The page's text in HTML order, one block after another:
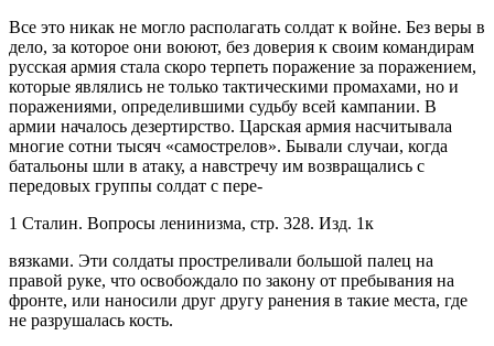
Все это никак не могло располагать солдат к войне. Без веры в
дело, за которое они воюют, без доверия к своим командирам
русская армия стала скоро терпеть поражение за поражением,
которые являлись не только тактическими промахами, но и
поражениями, определившими судьбу всей кампании. В
армии началось дезертирство. Царская армия насчитывала
многие сотни тысяч «самострелов». Бывали случаи, когда
батальоны шли в атаку, а навстречу им возвращались с
передовых группы солдат с пере-
1 Сталин. Вопросы ленинизма, стр. 328. Изд. 1к
вязками. Эти солдаты простреливали большой палец на
правой руке, что освобождало по закону от пребывания на
фронте, или наносили друг другу ранения в такие места, где
не разрушалась кость.